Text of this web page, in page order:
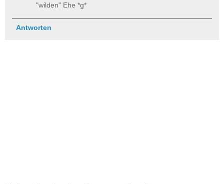
"wilden" Ehe *g*
Antworten